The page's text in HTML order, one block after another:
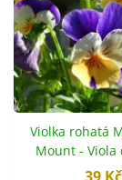
Violka rohatá
Mount - Viola
semena -